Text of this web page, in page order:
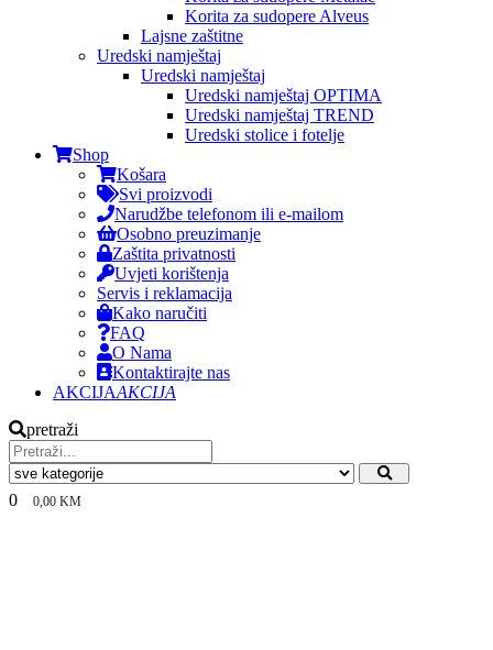
Korita za sudopere Alveus
Lajsne zaštitne
Uredski namještaj
Uredski namještaj
Uredski namještaj OPTIMA
Uredski namještaj TREND
Uredski stolice i fotelje
Shop
Košara
Svi proizvodi
Narudžbe telefonom ili e-mailom
Osobno preuzimanje
Zaštita privatnosti
Uvjeti korištenja
Servis i reklamacija
Kako naručiti
FAQ
O Nama
Kontaktirajte nas
AKCIJAAKCIJA
pretraži
0 0,00 KM